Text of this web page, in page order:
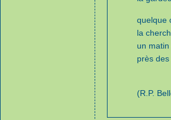
quelque
la
un matin
près
(R.P.